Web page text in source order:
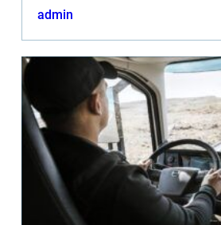
långsiktig h&...
admin